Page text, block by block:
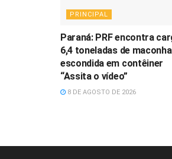
PRINCIPAL
Paraná: PRF encontra
6,4 toneladas de maconha
escondida em contêiner
“Assita o vídeo”
8 DE AGOSTO DE 2026